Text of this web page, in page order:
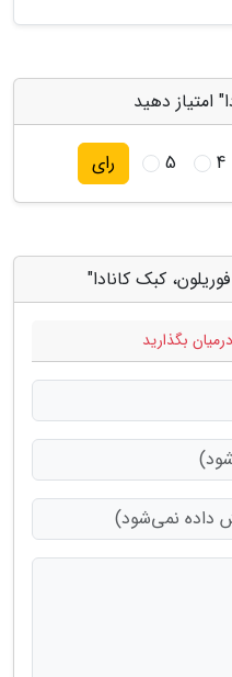
امتیاز دهید
4
5 رای
کبک کانادا"
بگذارید